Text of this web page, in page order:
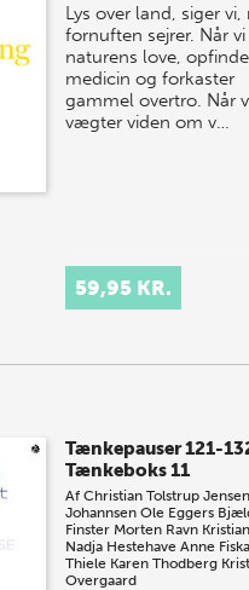
Lys over land, siger vi,
fornuften sejrer. Når
naturens love,
medicin og forkaster
gammel overtro. Når
vægter viden om v…
59,95 KR.
Tænkepauser 121-
Tænkeboks 11
AfChristian Tolstrup Jensen
Johannsen Ole Eggers
Finster Morten Ravn
Nadja Hestehave Anne
Thiele Karen Thodberg
Overgaard